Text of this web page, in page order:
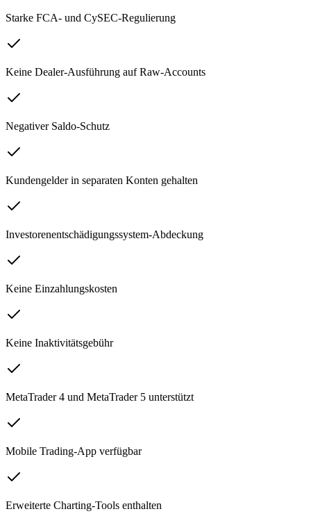
Starke FCA- und CySEC-Regulierung
Keine Dealer-Ausführung auf Raw-Accounts
Negativer Saldo-Schutz
Kundengelder in separaten Konten gehalten
Investorenentschädigungssystem-Abdeckung
Keine Einzahlungskosten
Keine Inaktivitätsgebühr
MetaTrader 4 und MetaTrader 5 unterstützt
Mobile Trading-App verfügbar
Erweiterte Charting-Tools enthalten